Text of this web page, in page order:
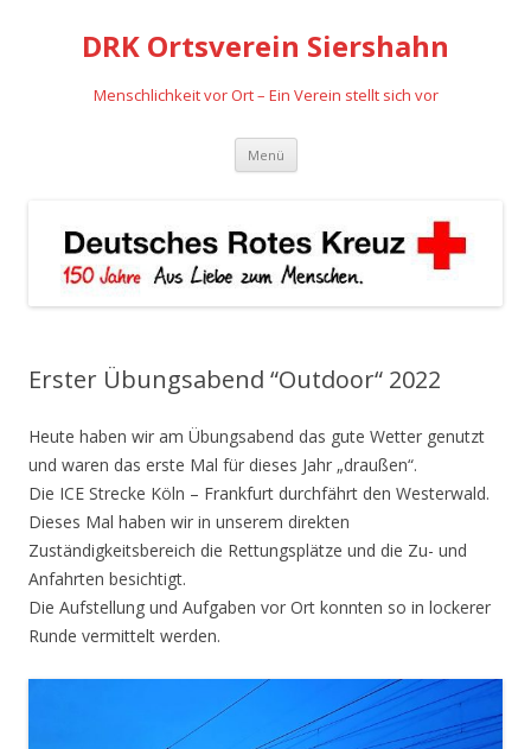
DRK Ortsverein Siershahn
Menschlichkeit vor Ort – Ein Verein stellt sich vor
Menü Zum
springen
Erster Übungsabend “Outdoor“ 2022
Heute haben wir am Übungsabend das gute Wetter genutzt
und waren das erste Mal für dieses Jahr „draußen“.
Die ICE Strecke Köln – Frankfurt durchfährt den Westerwald.
Dieses Mal haben wir in unserem direkten
Zuständigkeitsbereich die Rettungsplätze und die Zu- und
Anfahrten besichtigt.
Die Aufstellung und Aufgaben vor Ort konnten so in lockerer
Runde vermittelt werden.